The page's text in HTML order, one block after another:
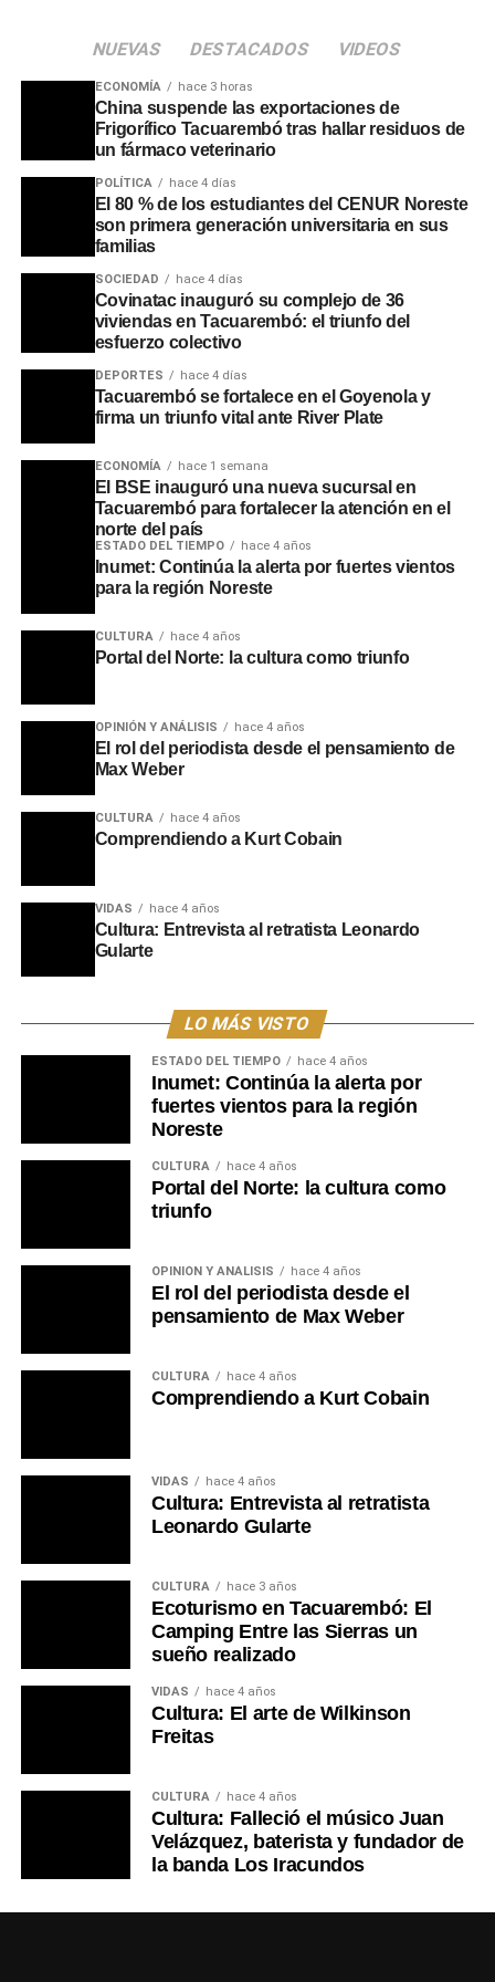
El primer premio fue otorgado a Franco Sum, de 19 años,
abuela. Según explicó el autor, la obra buscó retratar un
puesto correspondió a Daniela Rodríguez, de 16 años y
oriunda de Paso de los Toros, quien capturó una escena
urbana cotidiana de su ciudad de manera espontánea.
Duarte, de 24 años, quien recibirá su reconocimiento en
los próximos días al no haber podido asistir al evento.
Al cierre de la premiación, la Dirección de Juventud
adelantó que durante el transcurso del año se
implementarán nuevas propuestas y certámenes
a fomentar la integración de los jóvenes de todo el
departamento de Tacuarembó.
NUEVAS DESTACADOS VIDEOS
ECONOMÍA hace 3 horas
China suspende las exportaciones de
Frigorífico Tacuarembó tras hallar residuos de
un fármaco veterinario
POLÍTICA hace 4 días
El 80 % de los estudiantes del CENUR Noreste
son primera generación universitaria en sus
familias
SOCIEDAD hace 4 días
Covinatac inauguró su complejo de 36
viviendas en Tacuarembó: el triunfo del
esfuerzo colectivo
DEPORTES hace 4 días
Tacuarembó se fortalece en el Goyenola y
firma un triunfo vital ante River Plate
ECONOMÍA hace 1 semana
El BSE inauguró una nueva sucursal en
Tacuarembó para fortalecer la atención en el
norte del país
ESTADO DEL TIEMPO hace 4 años
Inumet: Continúa la alerta por fuertes vientos
para la región Noreste
CULTURA hace 4 años
Portal del Norte: la cultura como triunfo
OPINIÓN Y ANÁLISIS hace 4 años
El rol del periodista desde el pensamiento de
Max Weber
CULTURA hace 4 años
Comprendiendo a Kurt Cobain
VIDAS hace 4 años
Cultura: Entrevista al retratista Leonardo
Gularte
LO MÁS VISTO
ESTADO DEL TIEMPO hace 4 años
Inumet: Continúa la alerta por
fuertes vientos para la región
Noreste
CULTURA hace 4 años
Portal del Norte: la cultura como
triunfo
OPINIÓN Y ANÁLISIS hace 4 años
El rol del periodista desde el
pensamiento de Max Weber
CULTURA hace 4 años
Comprendiendo a Kurt Cobain
VIDAS hace 4 años
Cultura: Entrevista al retratista
Leonardo Gularte
CULTURA hace 3 años
Ecoturismo en Tacuarembó: El
Camping Entre las Sierras un
sueño realizado
VIDAS hace 4 años
Cultura: El arte de Wilkinson
Freitas
CULTURA hace 4 años
Cultura: Falleció el músico Juan
Velázquez, baterista y fundador de
la banda Los Iracundos